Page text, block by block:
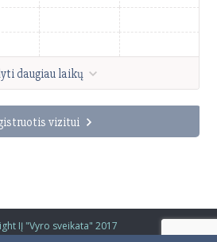
daugiau laikų
vizitui
IĮ "Vyro sveikata" 2017